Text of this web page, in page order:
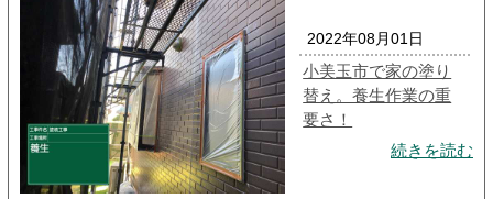
2022年08月01日
小美玉市で家の塗り
替え。養生作業の重
要さ！
続きを読む